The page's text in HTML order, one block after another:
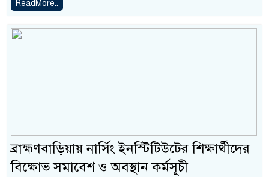
ReadMore..
ব্রাহ্মণবাড়িয়ায় নার্সিং ইনস্টিটিউটের শিক্ষার্থীদের
বিক্ষোভ সমাবেশ ও অবস্থান কর্মসূচী